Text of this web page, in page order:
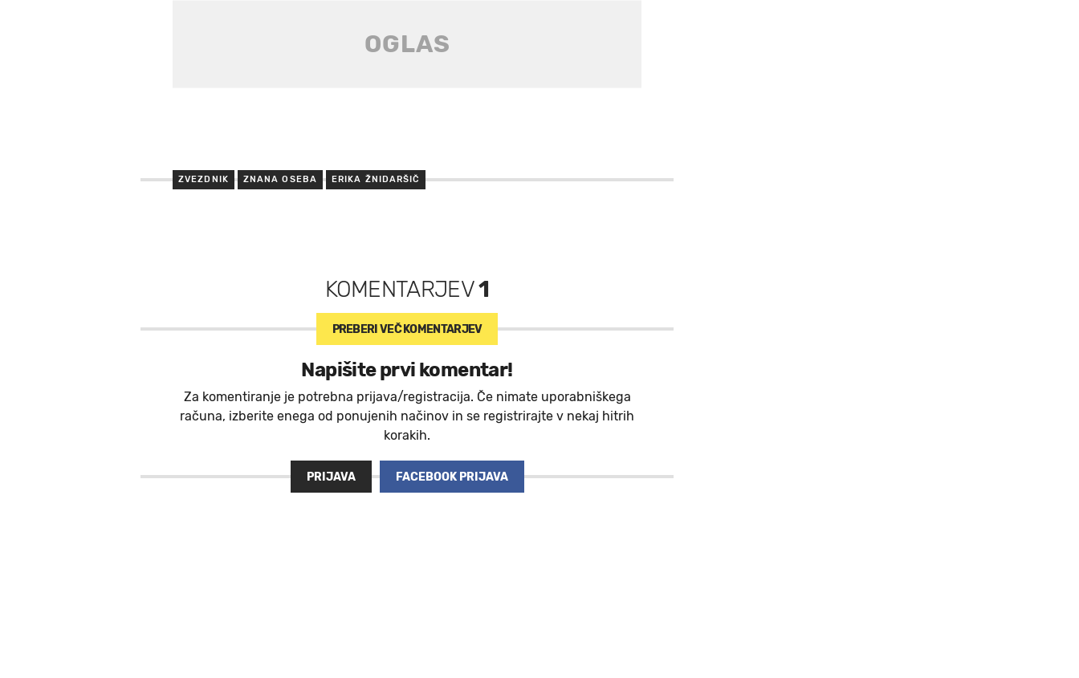
ZVEZDNIK ZNANA OSEBA ERIKA ŽNIDARŠIČ
KOMENTARJEV1
PREBERI VEČ KOMENTARJEV
Napišite prvi komentar!
Za komentiranje je potrebna prijava/registracija. Če nimate uporabniškega
računa, izberite enega od ponujenih načinov in se registrirajte v nekaj hitrih
korakih.
PRIJAVA FACEBOOK PRIJAVA